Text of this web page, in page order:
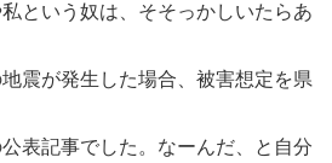
という奴は、そそっかしいたらあ
震が発生した場合、被害想定を県
表記事でした。なーんだ、と自分